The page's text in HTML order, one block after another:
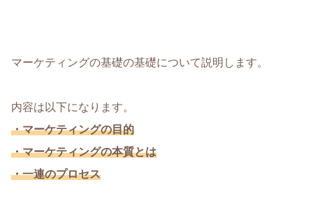
マーケティングの基礎の基礎について説明します。
内容は以下になります。
・マーケティングの目的
・マーケティングの本質とは
・一連のプロセス